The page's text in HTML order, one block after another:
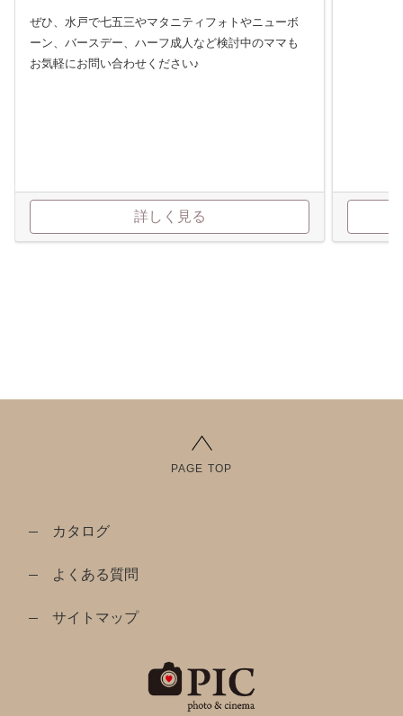
ぜひ、水戸で七五三やマタニティフォトやニューボ
ーン、バースデー、ハーフ成人など検討中のママも
お気軽にお問い合わせください♪
詳しく見る
PAGE TOP
カタログ
よくある質問
サイトマップ